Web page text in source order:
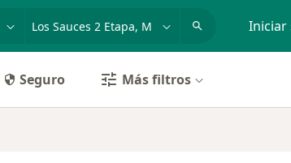
Iniciar
Seguro Más filtros